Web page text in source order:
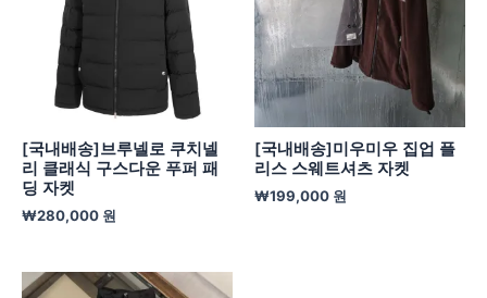
[국내배송]브루넬로 쿠치넬
리 클래식 구스다운 푸퍼 패
딩 자켓
₩280,000 원
[국내배송]미우미우 집업 플
리스 스웨트셔츠 자켓
₩199,000 원